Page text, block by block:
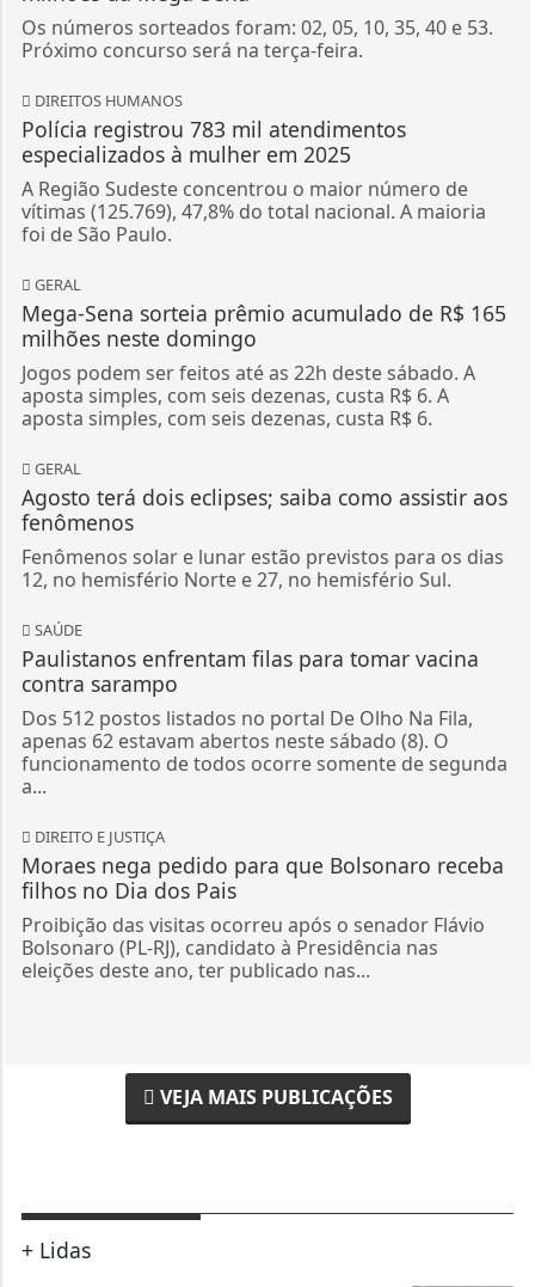
Os números sorteados foram: 02, 05, 10, 35, 40 e 53.
Próximo concurso será na terça-feira.
DIREITOS HUMANOS
Polícia registrou 783 mil atendimentos
especializados à mulher em 2025
A Região Sudeste concentrou o maior número de
vítimas (125.769), 47,8% do total nacional. A maioria
foi de São Paulo.
GERAL
Mega-Sena sorteia prêmio acumulado de R$ 165
milhões neste domingo
Jogos podem ser feitos até as 22h deste sábado. A
aposta simples, com seis dezenas, custa R$ 6. A
aposta simples, com seis dezenas, custa R$ 6.
GERAL
Agosto terá dois eclipses; saiba como assistir aos
fenômenos
Fenômenos solar e lunar estão previstos para os dias
12, no hemisfério Norte e 27, no hemisfério Sul.
SAÚDE
Paulistanos enfrentam filas para tomar vacina
contra sarampo
Dos 512 postos listados no portal De Olho Na Fila,
apenas 62 estavam abertos neste sábado (8). O
funcionamento de todos ocorre somente de segunda
a...
DIREITO E JUSTIÇA
Moraes nega pedido para que Bolsonaro receba
filhos no Dia dos Pais
Proibição das visitas ocorreu após o senador Flávio
Bolsonaro (PL-RJ), candidato à Presidência nas
eleições deste ano, ter publicado nas...
VEJA MAIS PUBLICAÇÕES
+ Lidas